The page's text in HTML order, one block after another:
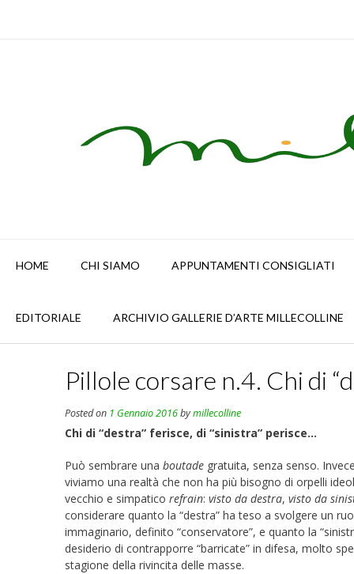
HOME CHI SIAMO APPUNTAMENTI CONSIGLIATI
EDITORIALE ARCHIVIO GALLERIE D’ARTE MILLECOLLINE
Pillole corsare n.4. Chi di
Posted on 1 Gennaio 2016bymillecolline
Chi di “destra” ferisce, di “sinistra” perisce…
Può sembrare una boutade gratuita, senza senso.
viviamo una realtà che non ha più bisogno di orpelli
vecchio e simpatico refrain: visto da destra, visto da
considerare quanto la “destra” ha teso a svolgere un
immaginario, definito “conservatore”, e quanto la
desiderio di contrapporre “barricate” in difesa, molto
stagione della rivincita delle masse.